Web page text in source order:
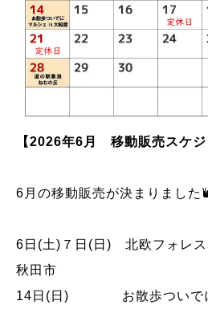
【2026年6月 移動販売スケジ
6月の移動販売が決まりました
6日(土)７日(日) 北欧フォレ
秋田市
14日(日) お散歩ついでに